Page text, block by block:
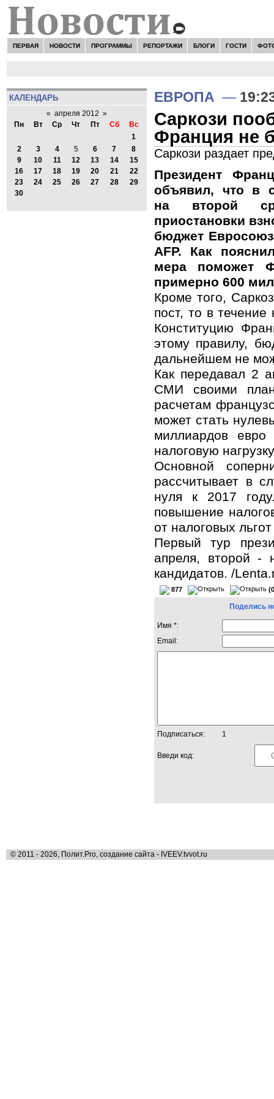
ПЕРВАЯ НОВОСТИ ПРОГРАММЫ РЕПОРТАЖИ БЛОГИ ГОСТИ
КАЛЕНДАРЬ
« апреля 2012 »
Пн
Вт Ср Чт Пт Сб
Вс
1
2
3 4 5 6 7
8
9
10 11 12 13 14
15
16
17 18 19 20 21
22
23
24 25 26 27 28
29
30
ЕВРОПА —
Саркози
Франция не
Саркози раздает
Президент
объявил, что в
на второй
приостановки
бюджет
AFP. Как
мера поможет
примерно 600
Кроме того,
пост, то в
Конституцию
этому правилу,
дальнейшем не
Как передавал 2
СМИ своими
расчетам
может стать
миллиардов
налоговую
Основной
рассчитывает в
нуля к 2017
повышение
от налоговых
Первый тур
апреля, второй -
кандидатов. /
877
Поделись
Имя *:
Email:
Подписаться: 1
Введи код:
© 2011 - 2026, Полит.Pro, создание сайта - IVEEV.tvvot.ru